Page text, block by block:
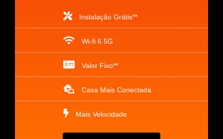
Instalação Grátis**
Wi-fi 6 5G
Valor Fixo**
Casa Mais Conectada
Mais Velocidade